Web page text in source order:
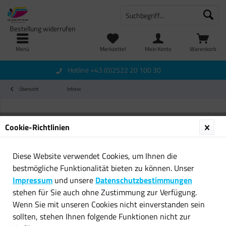
Menü Warenkorb
Merkzettel
Bestellung widerrufen
Mein Konto
Hotline +43 (0)2522 20 100 30
Übersicht Infotec
Cookie-Richtlinien
Diese Website verwendet Cookies, um Ihnen die
bestmögliche Funktionalität bieten zu können. Unser
Impressum und unsere Datenschutzbestimmungen
stehen für Sie auch ohne Zustimmung zur Verfügung.
Wenn Sie mit unseren Cookies nicht einverstanden sein
sollten, stehen Ihnen folgende Funktionen nicht zur